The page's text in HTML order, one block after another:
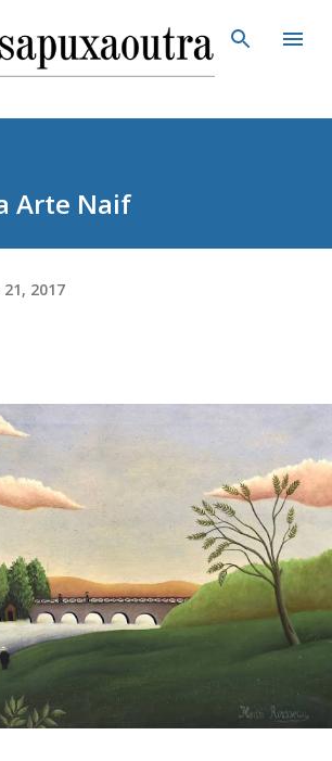
para o conteúdo principal
Arte Naif
2017